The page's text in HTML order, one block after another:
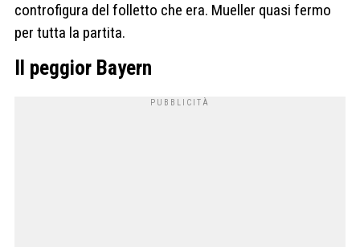
controfigura del folletto che era. Mueller quasi fermo
per tutta la partita.
Il peggior Bayern